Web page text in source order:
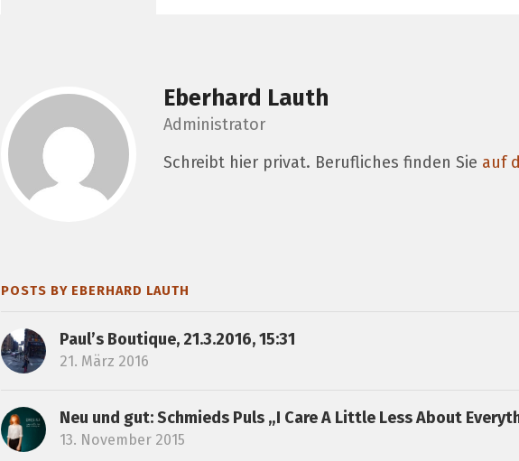
Eberhard Lauth
Administrator
Schreibt hier privat. Berufliches finden Sie auf
POSTS BY EBERHARD LAUTH
Paul’s Boutique, 21.3.2016, 15:31
21. März 2016
Neu und gut: Schmieds Puls „I Care A Little Less About
13. November 2015